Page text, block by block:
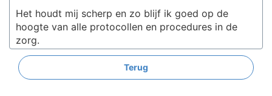
Het houdt mij scherp en zo blijf ik goed op de
hoogte van alle protocollen en procedures in de
zorg.
— Verzorgende
Terug